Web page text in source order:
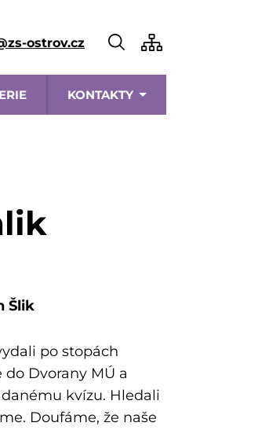
ostrov.cz
KONTAKTY
Šlik
po stopách
do Dvorany MÚ a
kvízu. Hledali
Doufáme, že naše